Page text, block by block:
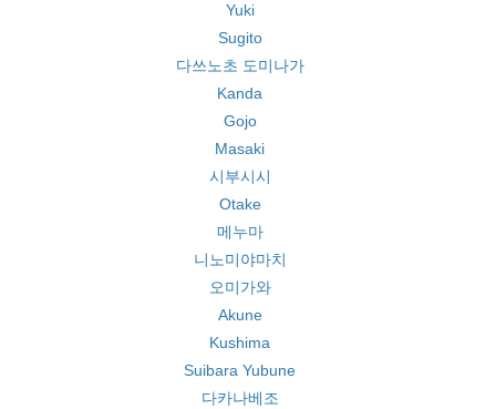
Yuki
Sugito
다쓰노초 도미나가
Kanda
Gojo
Masaki
시부시시
Otake
메누마
니노미야마치
오미가와
Akune
Kushima
Suibara Yubune
다카나베조